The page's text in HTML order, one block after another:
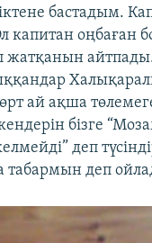
бастадым.
капитан оңбаған
жатқанын айтпады.
ай ақша
бізге
деп
табармын деп